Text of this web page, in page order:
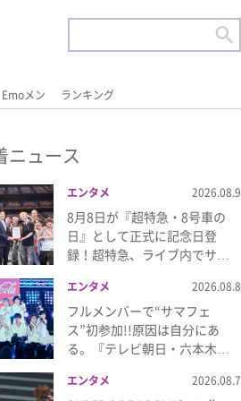
Emoメン ランキング
ニュース
エンタメ 2026.08.9
8月8日が『超特急・8号車の
日』として正式に記念日登
録！超特急、ライブ内でサ…
エンタメ 2026.08.8
フルメンバーで“サマフェ
ス”初参加!!原因は自分にあ
る。『テレビ朝日・六本木…
エンタメ 2026.08.7